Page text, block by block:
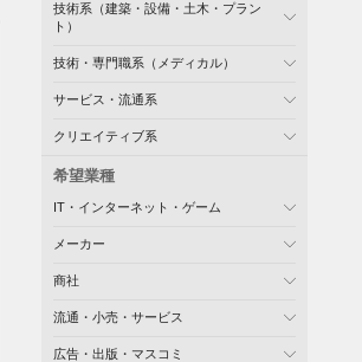
技術系（建築・設備・土木・プラン
ト）
技術・専門職系（メディカル）
サービス・流通系
クリエイティブ系
希望業種
IT・インターネット・ゲーム
メーカー
商社
流通・小売・サービス
広告・出版・マスコミ